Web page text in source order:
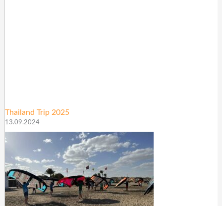
Thailand Trip 2025
13.09.2024